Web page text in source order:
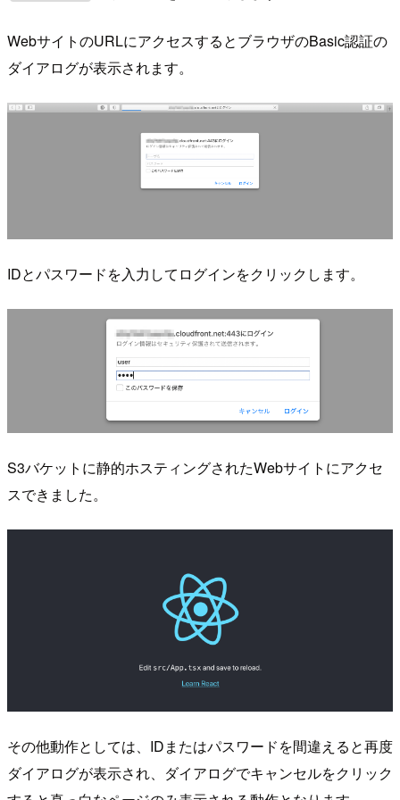
WebサイトのURLにアクセスするとブラウザのBasic認証の
ダイアログが表示されます。
IDとパスワードを入力してログインをクリックします。
S3バケットに静的ホスティングされたWebサイトにアクセ
スできました。
その他動作としては、IDまたはパスワードを間違えると再度
ダイアログが表示され、ダイアログでキャンセルをクリック